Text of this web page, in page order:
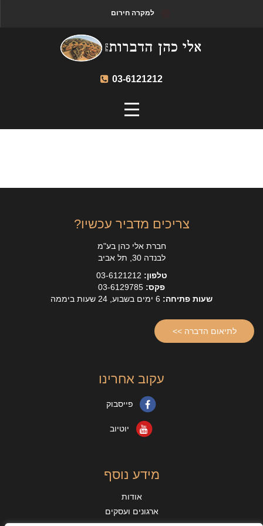
03-6121212
למקרה חירום
צריכים מדביר עכשיו?
חברת אלי כהן בע"מ
לבנדה 30, תל אביב
טלפון:
פקס:
שעות פתיחה:
לתיאום הדברה >>
עקוב אחרינו
פייסבוק
יוטיוב
מידע נוסף
אודות
ארגונים ועסקים